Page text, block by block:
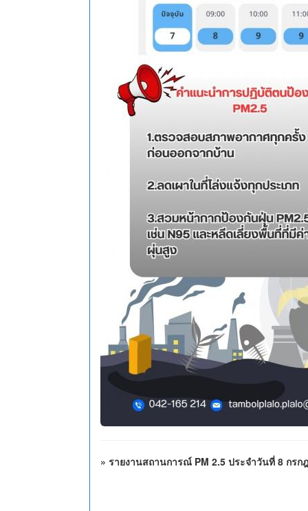
» รายงานสถานการณ์ PM 2.5 ประจำวันที่ 8 กรก